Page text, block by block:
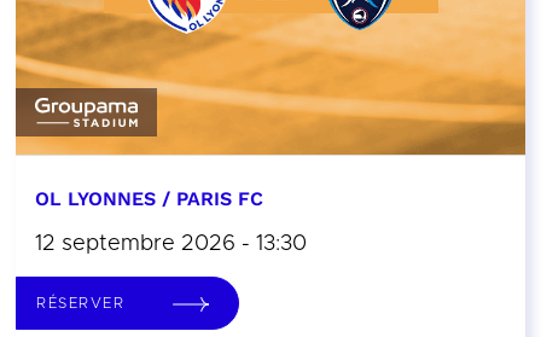
OL LYONNES / PARIS FC
12 septembre 2026 - 13:30
RÉSERVER